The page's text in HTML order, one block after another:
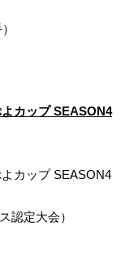
カップ SEASON4
カップ SEASON4
認定大会）